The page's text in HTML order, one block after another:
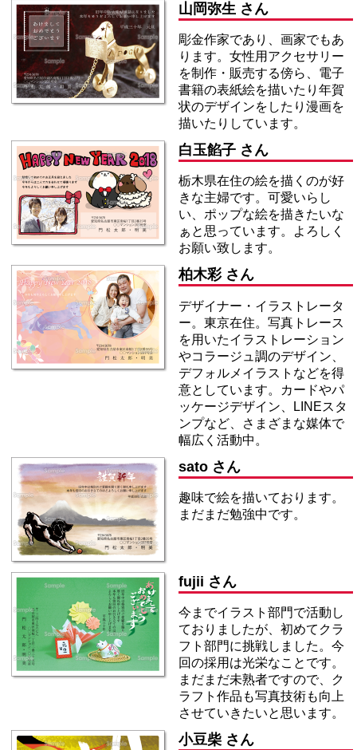
山岡弥生 さん
彫金作家であり、画家でもあ
ります。女性用アクセサリー
を制作・販売する傍ら、電子
書籍の表紙絵を描いたり年賀
状のデザインをしたり漫画を
描いたりしています。
白玉餡子 さん
栃木県在住の絵を描くのが好
きな主婦です。可愛いらし
い、ポップな絵を描きたいな
ぁと思っています。よろしく
お願い致します。
柏木彩 さん
デザイナー・イラストレータ
ー。東京在住。写真トレース
を用いたイラストレーション
やコラージュ調のデザイン、
デフォルメイラストなどを得
意としています。カードやパ
ッケージデザイン、LINEスタ
ンプなど、さまざまな媒体で
幅広く活動中。
sato さん
趣味で絵を描いております。
まだまだ勉強中です。
fujii さん
今までイラスト部門で活動し
ておりましたが、初めてクラ
フト部門に挑戦しました。今
回の採用は光栄なことです。
まだまだ未熟者ですので、ク
ラフト作品も写真技術も向上
させていきたいと思います。
小豆柴 さん